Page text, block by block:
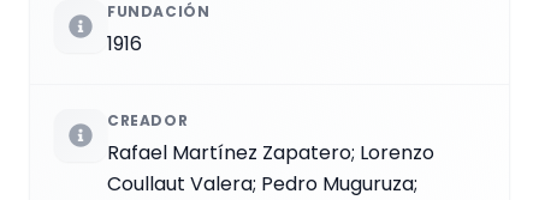
FUNDACIÓN
1916
CREADOR
Rafael Martínez Zapatero; Lorenzo
Coullaut Valera; Pedro Muguruza;